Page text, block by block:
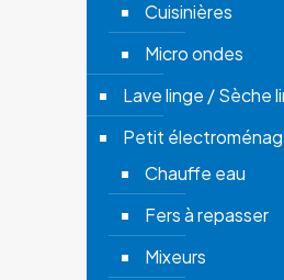
Cuisinières
Micro ondes
Lave linge / Sèche
Petit
Chauffe eau
Fers à repasser
Mixeurs